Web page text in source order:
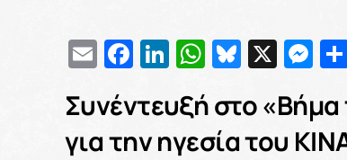
EmailFacebook
LinkedIn
WhatsApp
Bluesky
X
Συνέντευξή στο
για την ηγεσία του